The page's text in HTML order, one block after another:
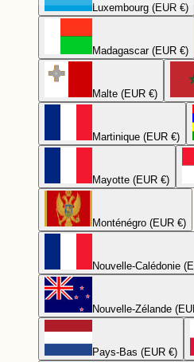
Luxembourg (EUR €)
Madagascar (EUR €)
Malte (EUR €)
Martinique (EUR €)
Mayotte (EUR €)
Monténégro (EUR €)
Nouvelle-Calédonie
Nouvelle-Zélande
Pays-Bas (EUR €)